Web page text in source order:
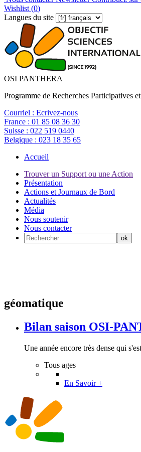
Wishlist (0)
Langues du site
OSI PANTHERA
Programme de Recherches Participatives
Courriel : Ecrivez-nous
France : 01 85 08 36 30
Suisse : 022 519 0440
Belgique : 023 18 35 65
Accueil
Trouver un Support ou une Action
Présentation
Actions et Journaux de Bord
Actualités
Média
Nous soutenir
Nous contacter
géomatique
Bilan saison OSI-
Une année encore très dense qui
Tous ages
En Savoir +